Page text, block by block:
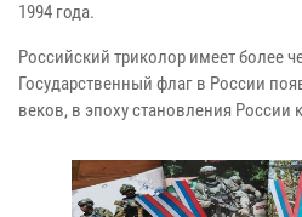
1994 года.
Российский триколор имеет более
Государственный флаг в России
веков, в эпоху становления России